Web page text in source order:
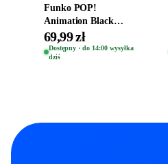
Funko POP!
Animation Black
Clover Vinyl Figure
Oryginalna Figurka
Yuno 1101
69,99 zł
Dostępny · do 14:00 wysyłka
dziś